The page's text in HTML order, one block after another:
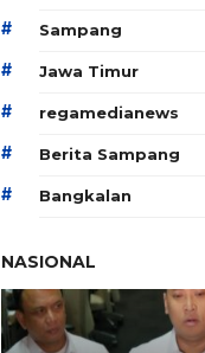
# Sampang
# Jawa Timur
# regamedianews
# Berita Sampang
# Bangkalan
NASIONAL